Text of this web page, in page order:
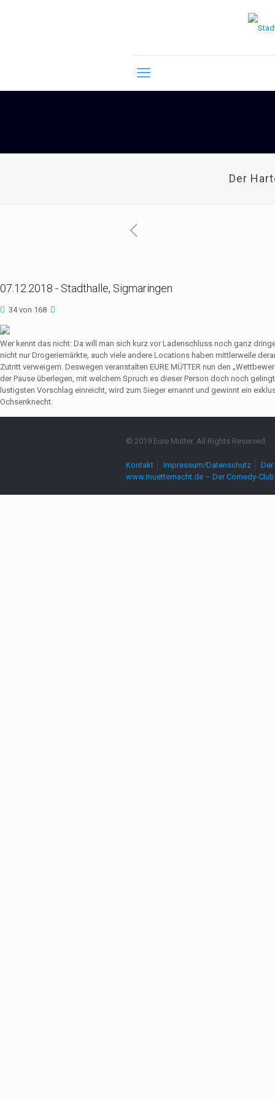
Der
07.12.2018 - Stadthalle, Sigmaringen
34 von 168
Wer kennt das nicht: Da will man sich kurz vor Ladenschluss noch ganz
nicht nur Drogeriemärkte, auch viele andere Locations haben mittlerweile
Zutritt verweigern. Deswegen veranstalten EURE MÜTTER nun den
der Pause überlegen, mit welchem Spruch es dieser Person doch noch
lustigsten Vorschlag einreicht, wird zum Sieger ernannt und gewinnt ein
Ochsenknecht.
© 2019 Eure Mütter. All Rights Reserved.
Kontakt Impressum/Datenschutz
www.muetternacht.de – Der Comedy-Club